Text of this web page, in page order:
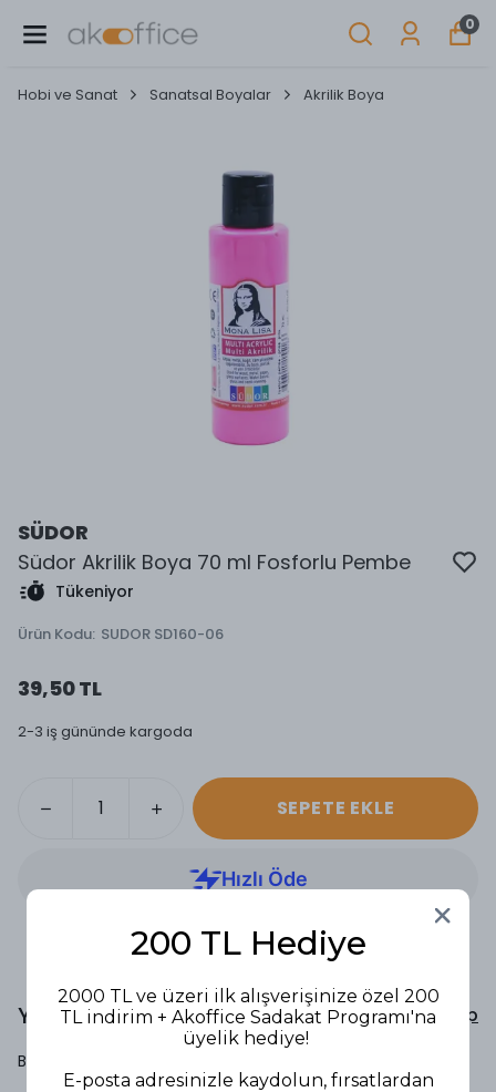
0
Hobi ve Sanat Sanatsal Boyalar Akrilik Boya
SÜDOR
Südor Akrilik Boya 70 ml Fosforlu Pembe
Tükeniyor
Ürün Kodu: SUDOR SD160-06
39,50 TL
2-3 iş gününde kargoda
SEPETE EKLE
Yorumlar Yorum Yap
Bu ürün için henüz yorum yapılmamış.
200 TL Hediye
2000 TL ve üzeri ilk alışverişinize özel 200
TL indirim + Akoffice Sadakat Programı'na
üyelik hediye!
E-posta adresinizle kaydolun, fırsatlardan